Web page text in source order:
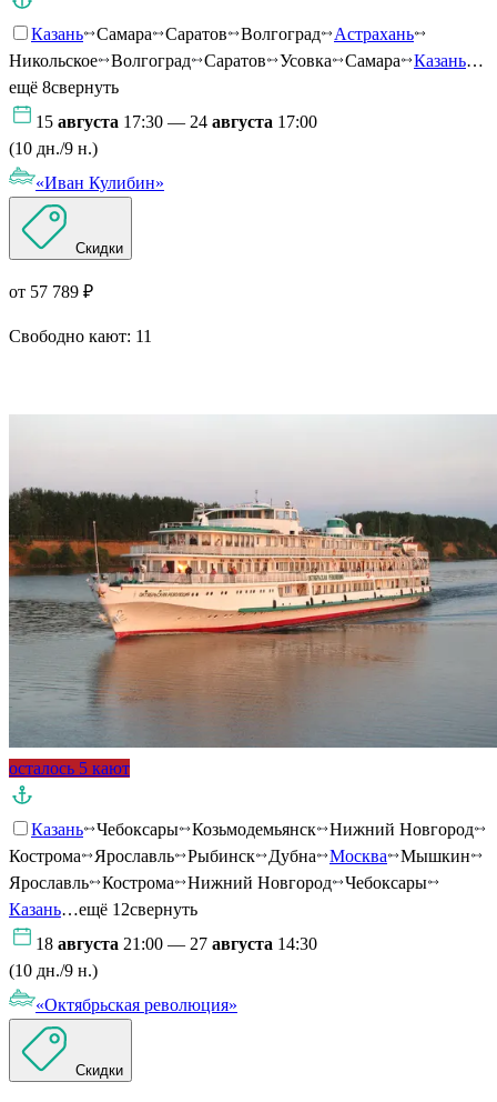
Казань Самара Саратов Волгоград
Астрахань
Никольское
Волгоград Саратов Усовка Самара Казань…
ещё 8свернуть
15 августа 17:30 — 24 августа 17:00
(10 дн./9 н.)
«Иван Кулибин»
Скидки
от 57 789 ₽
Свободно кают: 11
осталось 5 кают
Казань Чебоксары Козьмодемьянск
Нижний Новгород
Кострома
Ярославль Рыбинск Дубна Москва
Мышкин
Ярославль
Кострома Нижний Новгород
Чебоксары
Казань…ещё 12свернуть
18 августа 21:00 — 27 августа 14:30
(10 дн./9 н.)
«Октябрьская революция»
Скидки